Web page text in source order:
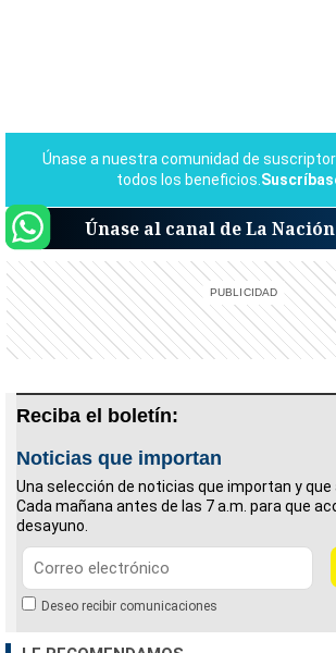
Únase al canal de La
Reciba el boletín:
Noticias que importan
Una selección de noticias que importan y
Cada mañana antes de las 7 a.m. para que
desayuno.
Deseo recibir comunicaciones